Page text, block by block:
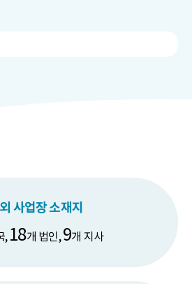
사업장 소재지
, 18개 법인,9개 지사